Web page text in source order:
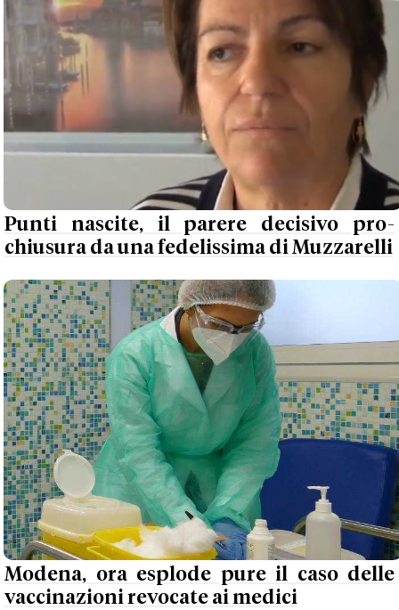
Punti nascite, il parere decisivo pro-
chiusura da una fedelissima di Muzzarelli
Modena, ora esplode pure il caso delle
vaccinazioni revocate ai medici